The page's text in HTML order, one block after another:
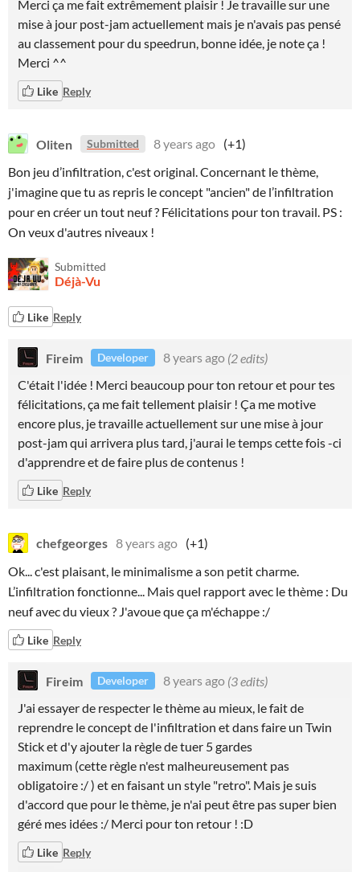
Merci ça me fait extrêmement plaisir ! Je travaille sur une
mise à jour post-jam actuellement mais je n'avais pas pensé
au classement pour du speedrun, bonne idée, je note ça !
Merci ^^
Like Reply
Oliten Submitted 8 years ago (+1)
Bon jeu d’infiltration, c'est original. Concernant le thème,
j'imagine que tu as repris le concept "ancien" de l’infiltration
pour en créer un tout neuf ? Félicitations pour ton travail. PS :
On veux d'autres niveaux !
Submitted
Déjà-Vu
Like Reply
Fireim Developer 8 years ago (2 edits)
C'était l'idée ! Merci beaucoup pour ton retour et pour tes
félicitations, ça me fait tellement plaisir ! Ça me motive
encore plus, je travaille actuellement sur une mise à jour
post-jam qui arrivera plus tard, j'aurai le temps cette fois -ci
d'apprendre et de faire plus de contenus !
Like Reply
chefgeorges 8 years ago (+1)
Ok... c'est plaisant, le minimalisme a son petit charme.
L’infiltration fonctionne... Mais quel rapport avec le thème : Du
neuf avec du vieux ? J'avoue que ça m'échappe :/
Like Reply
Fireim Developer 8 years ago (3 edits)
J'ai essayer de respecter le thème au mieux, le fait de
reprendre le concept de l'infiltration et dans faire un Twin
Stick et d'y ajouter la règle de tuer 5 gardes
maximum (cette règle n'est malheureusement pas
obligatoire :/ ) et en faisant un style "retro". Mais je suis
d'accord que pour le thème, je n'ai peut être pas super bien
géré mes idées :/ Merci pour ton retour ! :D
Like Reply